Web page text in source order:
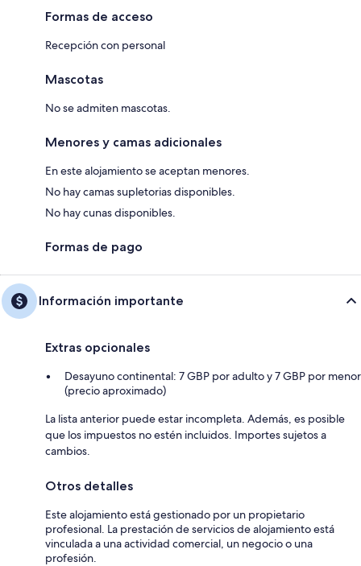
Formas de acceso
Recepción con personal
Mascotas
No se admiten mascotas.
Menores y camas adicionales
En este alojamiento se aceptan menores.
No hay camas supletorias disponibles.
No hay cunas disponibles.
Formas de pago
Información importante
Extras opcionales
Desayuno continental: 7 GBP por adulto y 7 GBP por menor
(precio aproximado)
La lista anterior puede estar incompleta. Además, es posible
que los impuestos no estén incluidos. Importes sujetos a
cambios.
Otros detalles
Este alojamiento está gestionado por un propietario
profesional. La prestación de servicios de alojamiento está
vinculada a una actividad comercial, un negocio o una
profesión.